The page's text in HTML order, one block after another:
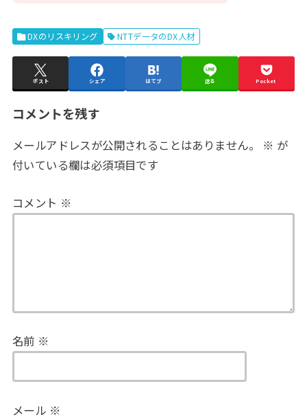
DXのリスキリング NTTデータのDX人材
ポスト シェア はてブ 送る Pocket
コメントを残す
メールアドレスが公開されることはありません。 ※ が
付いている欄は必須項目です
コメント ※
名前 ※
メール ※